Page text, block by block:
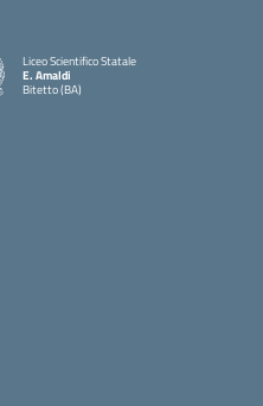
Liceo Scientifico Statale
E. Amaldi
Bitetto (BA)